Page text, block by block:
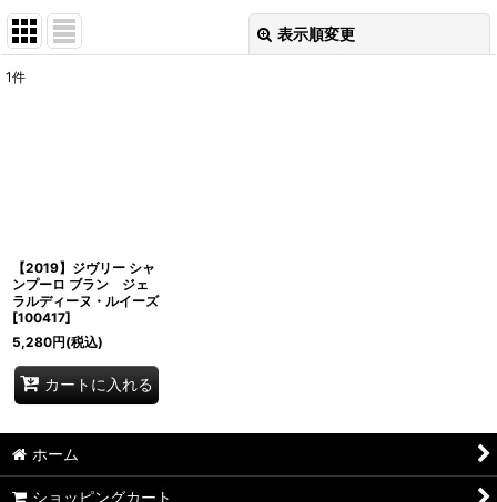
表示順変更
1件
【2019】ジヴリー シャ
ンプーロ ブラン ジェ
ラルディーヌ・ルイーズ
[100417]
5,280円(税込)
カートに入れる
ホーム
ショッピングカート